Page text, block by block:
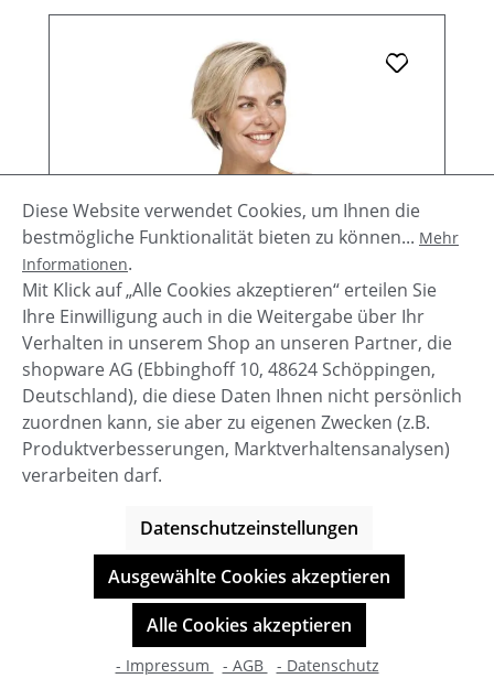
Zhrill Nina Damen Pullover
Diese Website verwendet Cookies, um Ihnen die
bestmögliche Funktionalität bieten zu können... Mehr
Informationen.
Mit Klick auf „Alle Cookies akzeptieren“ erteilen Sie
Ihre Einwilligung auch in die Weitergabe über Ihr
Verhalten in unserem Shop an unseren Partner, die
shopware AG (Ebbinghoff 10, 48624 Schöppingen,
Deutschland), die diese Daten Ihnen nicht persönlich
zuordnen kann, sie aber zu eigenen Zwecken (z.B.
Produktverbesserungen, Marktverhaltensanalysen)
verarbeiten darf.
Datenschutzeinstellungen
Ausgewählte Cookies akzeptieren
Alle Cookies akzeptieren
- Impressum - AGB - Datenschutz